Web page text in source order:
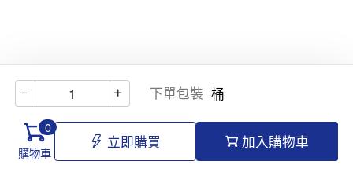
下單包裝 桶
0
購物車
立即購買 加入購物車